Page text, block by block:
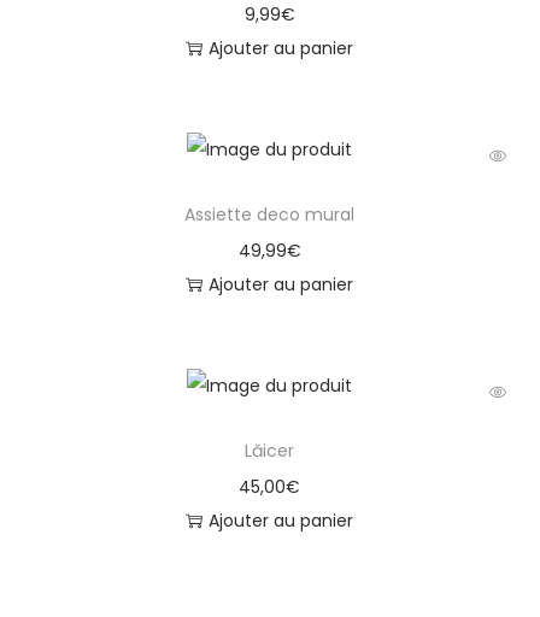
9,99€
Ajouter au panier
Assiette deco mural
49,99€
Ajouter au panier
Lăicer
45,00€
Ajouter au panier